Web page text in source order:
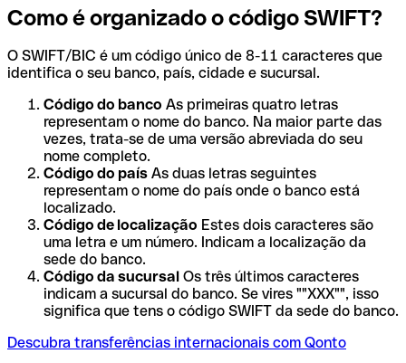
Como é organizado o código SWIFT?
O SWIFT/BIC é um código único de 8-11 caracteres que
identifica o seu banco, país, cidade e sucursal.
Código do banco As primeiras quatro letras
representam o nome do banco. Na maior parte das
vezes, trata-se de uma versão abreviada do seu
nome completo.
Código do país As duas letras seguintes
representam o nome do país onde o banco está
localizado.
Código de localização Estes dois caracteres são
uma letra e um número. Indicam a localização da
sede do banco.
Código da sucursal Os três últimos caracteres
indicam a sucursal do banco. Se vires ""XXX"", isso
significa que tens o código SWIFT da sede do banco.
Descubra transferências internacionais com Qonto